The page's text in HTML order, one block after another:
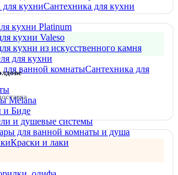
Сантехника для кухни
кухни Platinum
кухни Valeso
кухни из искусственного камня
для кухни
Сантехника для
Melana
и Биде
и душевые системы
для ванной комнаты и душа
Краски и лаки